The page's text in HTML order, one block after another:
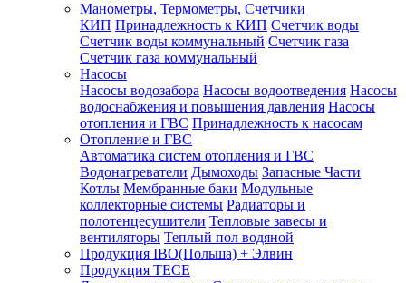
Манометры, Термометры, Счетчики
КИП Принадлежность к КИП Счетчик воды
Счетчик воды коммунальный Счетчик газа
Счетчик газа коммунальный
Насосы
Насосы водозабора Насосы водоотведения Насосы
водоснабжения и повышения давления Насосы
отопления и ГВС Принадлежность к насосам
Отопление и ГВС
Автоматика систем отопления и ГВС
Водонагреватели Дымоходы Запасные Части
Котлы Мембранные баки Модульные
коллекторные системы Радиаторы и
полотенцесушители Тепловые завесы и
вентиляторы Теплый пол водяной
Продукция IBO(Польша) + Элвин
Продукция TECE